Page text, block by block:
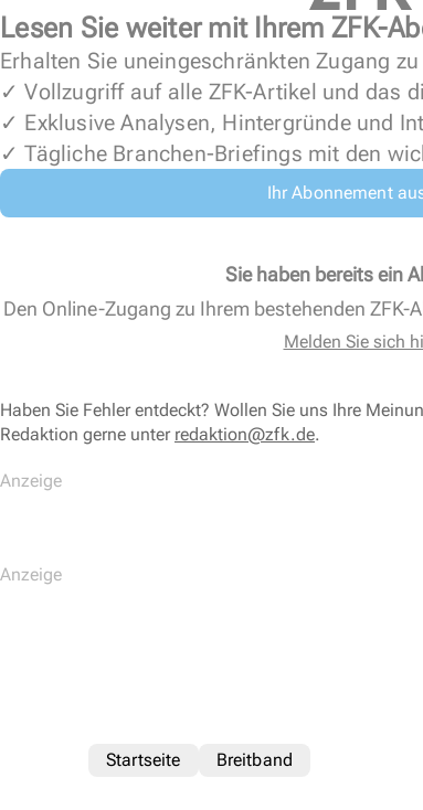
Lesen Sie weiter mit Ihrem ZFK-
Erhalten Sie uneingeschränkten Zugang
✓ Vollzugriff auf alle ZFK-Artikel und das
✓ Exklusive Analysen, Hintergründe und
✓ Tägliche Branchen-Briefings mit den
Ihr Abonnement
Sie haben bereits ein
Den Online-Zugang zu Ihrem bestehenden ZFK-
Melden Sie sich
Haben Sie Fehler entdeckt? Wollen Sie uns Ihre
Redaktion gerne unter redaktion@zfk.de.
Startseite Breitband